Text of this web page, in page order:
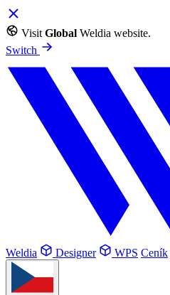
Visit Global Weldia website.
Switch
Weldia Designer WPS Ceník